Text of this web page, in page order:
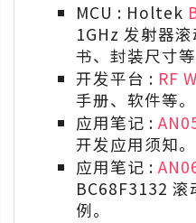
MCU : Holtek
1GHz 发射器
书、封装尺寸等
开发平台 : RF
手册、软件等。
应用笔记 :
开发应用须知。
应用笔记 :
BC68F3132
例。